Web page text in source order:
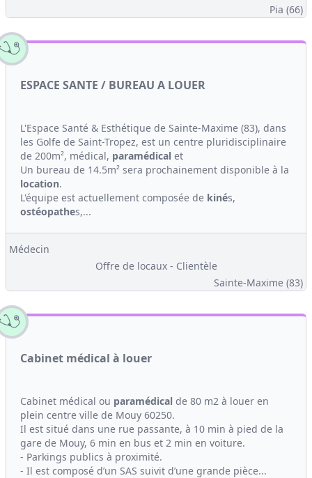
Pia (66)
ESPACE SANTE / BUREAU A LOUER
L'Espace Santé & Esthétique de Sainte-Maxime (83), dans
les Golfe de Saint-Tropez, est un centre pluridisciplinaire
de 200m², médical, paramédical et
Un bureau de 14.5m² sera prochainement disponible à la
location.
L'équipe est actuellement composée de kinés,
ostéopathes,...
Médecin
Offre de locaux - Clientèle
Sainte-Maxime (83)
Cabinet médical à louer
Cabinet médical ou paramédical de 80 m2 à louer en
plein centre ville de Mouy 60250.
Il est situé dans une rue passante, à 10 min à pied de la
gare de Mouy, 6 min en bus et 2 min en voiture.
- Parkings publics à proximité.
- Il est composé d’un SAS suivit d’une grande pièce...